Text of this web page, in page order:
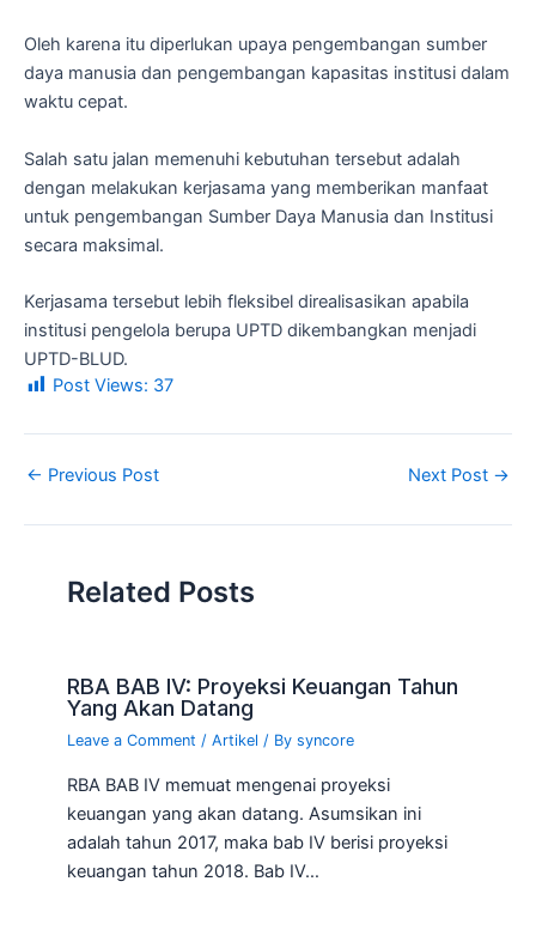
Oleh karena itu diperlukan upaya pengembangan sumber
daya manusia dan pengembangan kapasitas institusi dalam
waktu cepat.
Salah satu jalan memenuhi kebutuhan tersebut adalah
dengan melakukan kerjasama yang memberikan manfaat
untuk pengembangan Sumber Daya Manusia dan Institusi
secara maksimal.
Kerjasama tersebut lebih fleksibel direalisasikan apabila
institusi pengelola berupa UPTD dikembangkan menjadi
UPTD-BLUD.
Post Views: 37
← Previous Post Next Post →
Related Posts
RBA BAB IV: Proyeksi Keuangan Tahun
Yang Akan Datang
Leave a Comment /Artikel / Bysyncore
RBA BAB IV memuat mengenai proyeksi
keuangan yang akan datang. Asumsikan ini
adalah tahun 2017, maka bab IV berisi proyeksi
keuangan tahun 2018. Bab IV…